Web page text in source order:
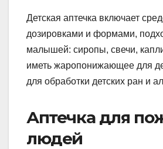
Детская аптечка включает
дозировками и формами,
малышей: сиропы, свечи,
иметь жаропонижающее для
для обработки детских ран и
Аптечка для
людей